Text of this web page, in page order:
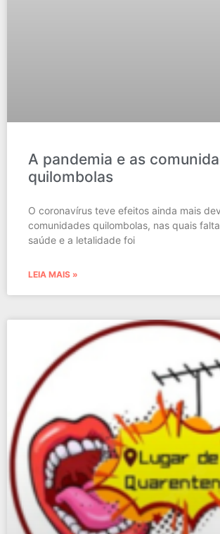
A pandemia e as
quilombolas
O coronavírus teve efeitos ainda mais
comunidades quilombolas, nas quais
saúde e a letalidade foi
LEIA MAIS »